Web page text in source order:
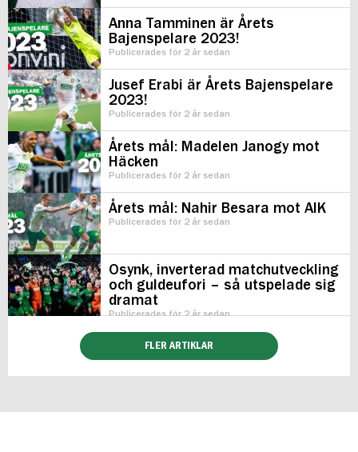
Anna Tamminen är Årets
Bajenspelare 2023!
Publicerades för 2 år sedan
Jusef Erabi är Årets Bajenspelare
2023!
Publicerades för 2 år sedan
Årets mål: Madelen Janogy mot
Häcken
Publicerades för 2 år sedan
Årets mål: Nahir Besara mot AIK
Publicerades för 2 år sedan
Osynk, inverterad matchutveckling
och guldeufori – så utspelade sig
dramat
Publicerades för 2 år sedan
FLER ARTIKLAR